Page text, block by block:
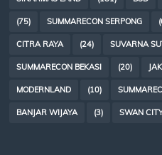
(75) SUMMARECON SERPONG
CITRA RAYA (24) SUVARNA
SUMMARECON BEKASI (20)
MODERNLAND (10)
BANJAR WIJAYA (3) SWAN